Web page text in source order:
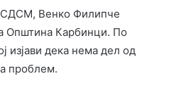
СДСМ, Венко Филипче
Општина Карбинци. По
изјави дека нема дел од
проблем.